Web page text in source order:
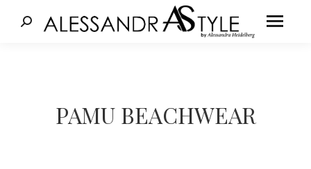
Cerca:
PAMU BEACHWEAR